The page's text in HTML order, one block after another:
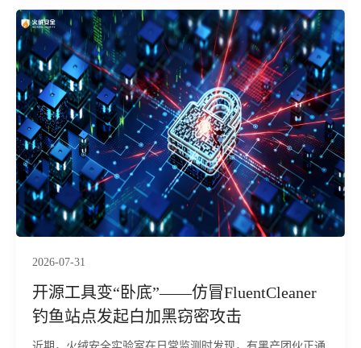
极强，对经常下载语音、加速器、辅助工具的玩家群体威胁
较大。攻击者诱导用户在本机执行恶意指令，从远端下载恶
意MSI安装包并以静默方式安装至用户目录，全程无安装窗
口或报错提示，受害者难以察觉。木马植入后，释放多个组
件，通过多阶段加载、隐藏执行，并借助带数字签名的合法
程序作为掩护，最终在内存中启动远控木马，可被远程操
控，并存在窃取浏览器登录态、游戏账号及加密货币钱包等
敏感数据的风险。目前，火绒安全产品已经实现对该行为的
拦截与查杀。
2026-07-31
开源工具变“卧底”——仿冒FluentCleaner
钓鱼站点发起白加黑窃密攻击